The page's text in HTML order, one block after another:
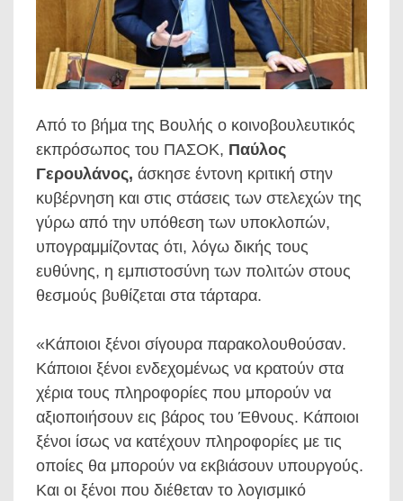
Από το βήμα της Βουλής ο κοινοβουλευτικός
εκπρόσωπος του ΠΑΣΟΚ, Παύλος
Γερουλάνος, άσκησε έντονη κριτική στην
κυβέρνηση και στις στάσεις των στελεχών της
γύρω από την υπόθεση των υποκλοπών,
υπογραμμίζοντας ότι, λόγω δικής τους
ευθύνης, η εμπιστοσύνη των πολιτών στους
θεσμούς βυθίζεται στα τάρταρα.
«Κάποιοι ξένοι σίγουρα παρακολουθούσαν.
Κάποιοι ξένοι ενδεχομένως να κρατούν στα
χέρια τους πληροφορίες που μπορούν να
αξιοποιήσουν εις βάρος του Έθνους. Κάποιοι
ξένοι ίσως να κατέχουν πληροφορίες με τις
οποίες θα μπορούν να εκβιάσουν υπουργούς.
Και οι ξένοι που διέθεταν το λογισμικό